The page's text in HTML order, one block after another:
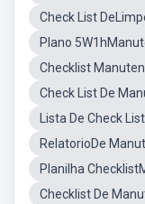
Check List
Plano
Checklist
Check List De
Lista De Check
RelatorioDe
Planilha
Checklist De